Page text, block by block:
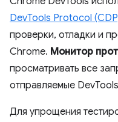
DevTools Protocol
проверки, отладки и
Chrome. Монитор
просматривать все
отправляемые
Для упрощения